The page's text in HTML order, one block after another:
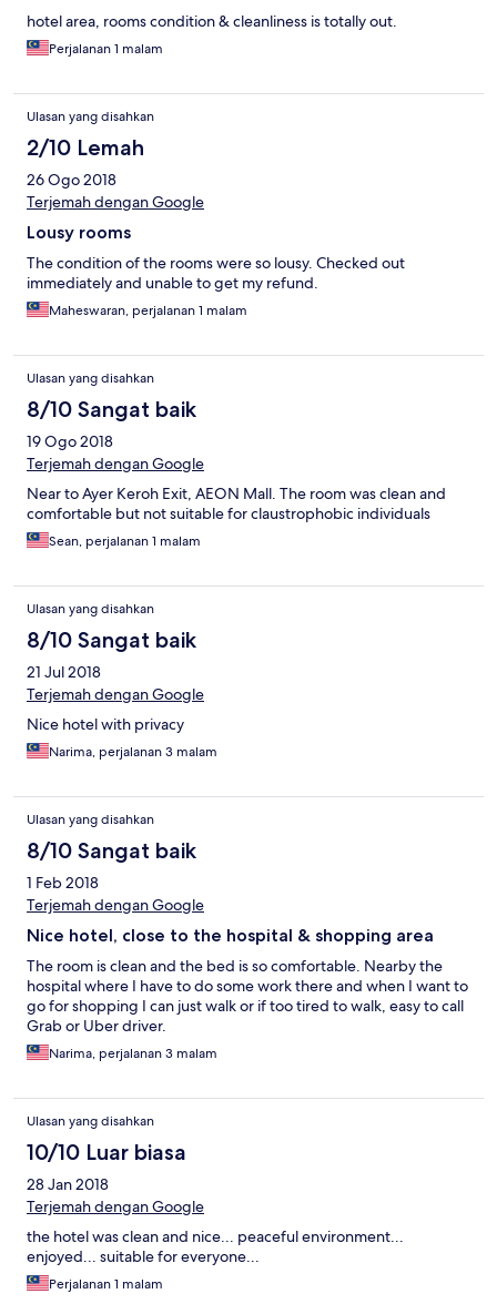
hotel area, rooms condition & cleanliness is totally out.
Perjalanan 1 malam
Ulasan yang disahkan
2/10 Lemah
26 Ogo 2018
Terjemah dengan Google
Lousy rooms
The condition of the rooms were so lousy. Checked out
immediately and unable to get my refund.
Maheswaran, perjalanan 1 malam
Ulasan yang disahkan
8/10 Sangat baik
19 Ogo 2018
Terjemah dengan Google
Near to Ayer Keroh Exit, AEON Mall. The room was clean and
comfortable but not suitable for claustrophobic individuals
Sean, perjalanan 1 malam
Ulasan yang disahkan
8/10 Sangat baik
21 Jul 2018
Terjemah dengan Google
Nice hotel with privacy
Narima, perjalanan 3 malam
Ulasan yang disahkan
8/10 Sangat baik
1 Feb 2018
Terjemah dengan Google
Nice hotel, close to the hospital & shopping area
The room is clean and the bed is so comfortable. Nearby the
hospital where I have to do some work there and when I want to
go for shopping I can just walk or if too tired to walk, easy to call
Grab or Uber driver.
Narima, perjalanan 3 malam
Ulasan yang disahkan
10/10 Luar biasa
28 Jan 2018
Terjemah dengan Google
the hotel was clean and nice... peaceful environment...
enjoyed... suitable for everyone...
Perjalanan 1 malam